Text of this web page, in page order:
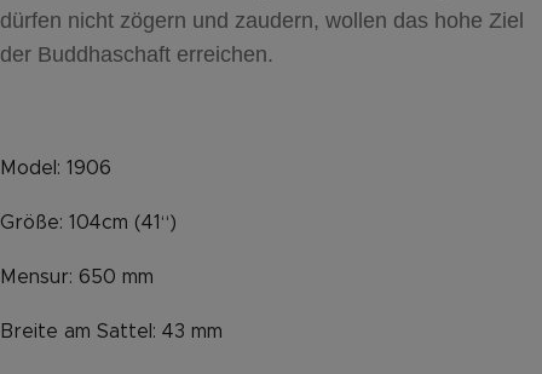
dürfen nicht zögern und zaudern, wollen das hohe Ziel
der Buddhaschaft erreichen.
Model: 1906
Größe: 104cm (41“)
Mensur: 650 mm
Breite am Sattel: 43 mm